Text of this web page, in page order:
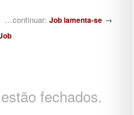
…continuar: Job lamenta-se →
fechados.